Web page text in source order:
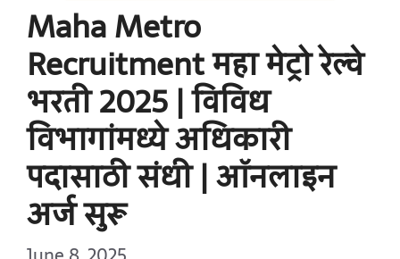
Maha Metro
Recruitment महा मेट्रो रेल्वे
भरती 2025 | विविध
विभागांमध्ये अधिकारी
पदासाठी संधी | ऑनलाइन
अर्ज सुरू